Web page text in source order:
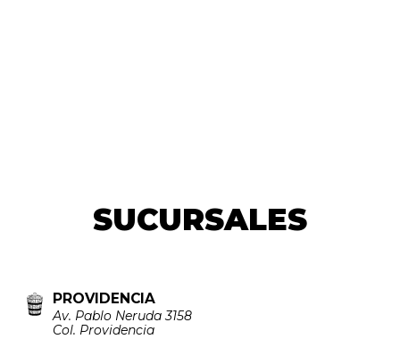
SUCURSALES
PROVIDENCIA
Av. Pablo Neruda 3158
Col. Providencia